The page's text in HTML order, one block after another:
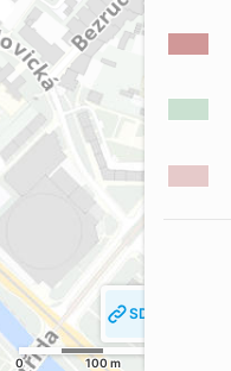
SDÍLET MAPU
0 100 m